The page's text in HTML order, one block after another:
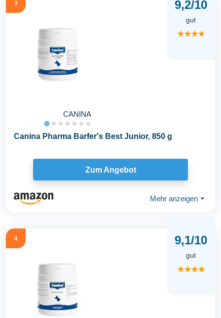
3
CANINA
9,2/10
gut
★★★★
Canina Pharma Barfer's Best Junior, 850 g
Zum Angebot
Mehr anzeigen ⏷
4 9,1/10
gut
★★★★